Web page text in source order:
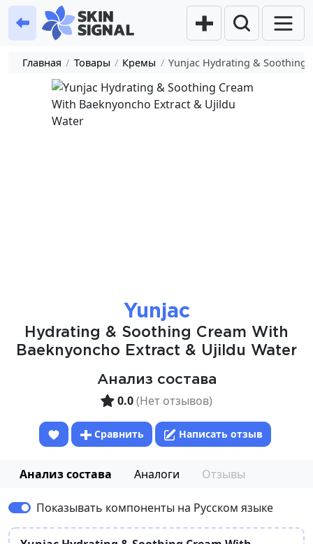
Главная / Товары / Кремы / Yunjac Hydrating & Soothing
Yunjac
Hydrating & Soothing Cream With
Baeknyoncho Extract & Ujildu Water
Анализ состава
0.0(Нет отзывов)
Сравнить Написать отзыв
Анализ состава Аналоги Отзывы
Показывать компоненты на Русском языке